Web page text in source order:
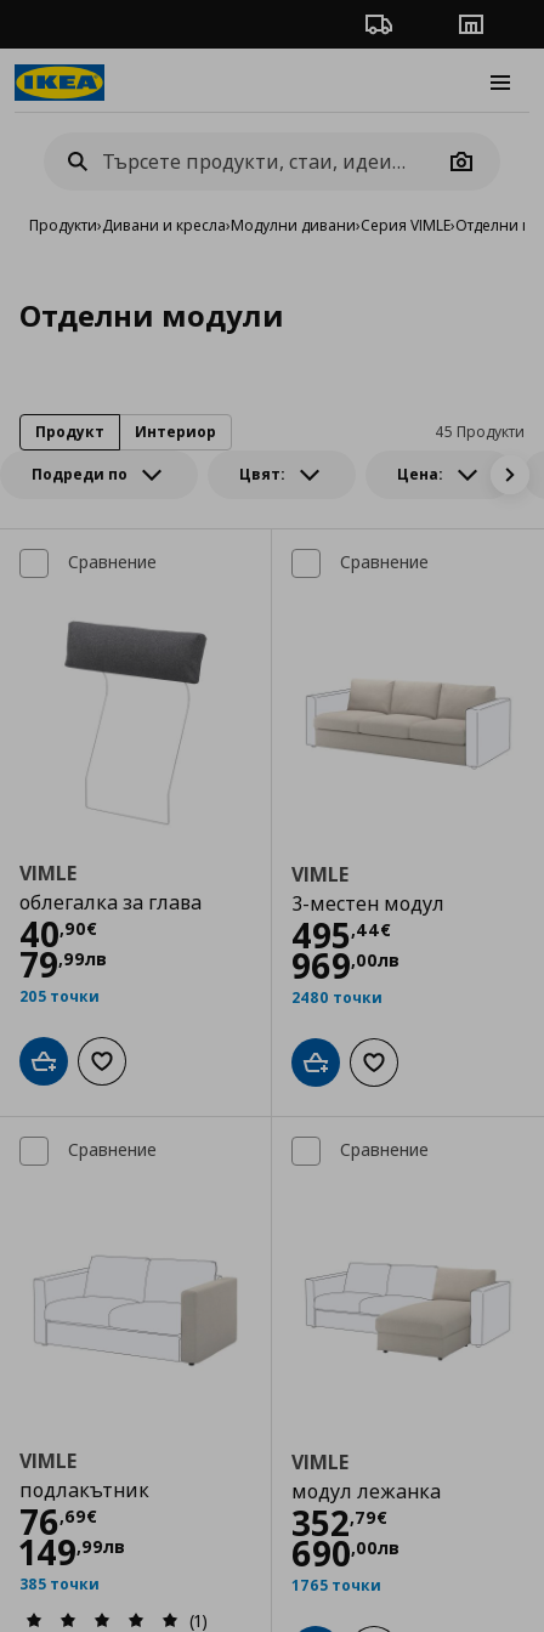
Проследяване на
Camera
Продукти›Дивани и кресла›Модулни дивани›Серия VIMLE›Отделни
Отделни модули
Подреди по Цвят: Цена:
45 Продукти
Продукт Интериор
Сравнение
VIMLE
облегалка за глава
40,90€
Цена
79,99лв
205 точки
Добави в кошницата
Добави към списъка с любими
Сравнение
VIMLE
3-местен модул
495,44€
Цена495,44 €
969,00лв
2480 точки
Добави в кошницата
Добави към
Сравнение
VIMLE
подлакътник
76,69€
Цена
149,99лв
385 точки
(1)
Сравнение
VIMLE
модул лежанка
352,79€
Цена
690,00лв
1765 точки